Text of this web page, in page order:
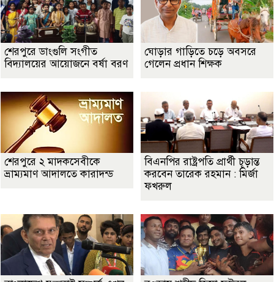
শেরপুরে ডাংগুলি সংগীত
বিদ্যালয়ের আয়োজনে বর্ষা বরণ
ঘোড়ার গাড়িতে চড়ে অবসরে
গেলেন প্রধান শিক্ষক
শেরপুরে ২ মাদকসেবীকে
ভ্রাম্যমাণ আদালতে কারাদন্ড
বিএনপির রাষ্ট্রপতি প্রার্থী চূড়ান্ত
করবেন তারেক রহমান : মির্জা
ফখরুল